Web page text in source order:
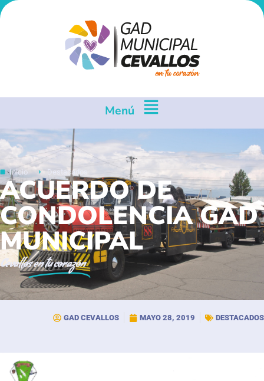
Menú
Inicio Destacados
ACUERDO DE
CONDOLENCIA GAD
MUNICIPAL
Cevallosen tu corazón
GAD CEVALLOS MAYO 28, 2019 DESTACADOS